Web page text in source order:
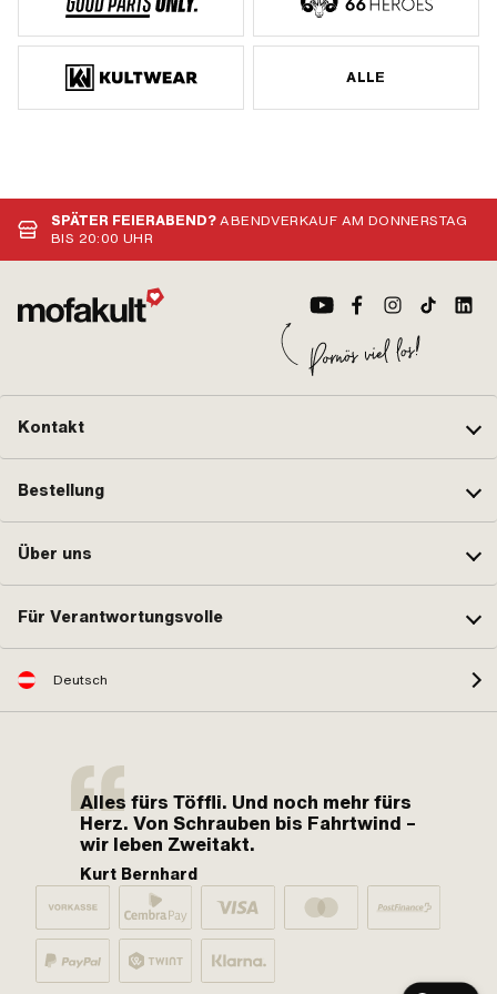
ALLE
SPÄTER FEIERABEND?ABENDVERKAUF AM DONNERSTAG
BIS 20:00 UHR
Kontakt
Bestellung
Über uns
Für Verantwortungsvolle
Deutsch
Alles fürs Töffli. Und noch mehr fürs
Herz. Von Schrauben bis Fahrtwind –
wir leben Zweitakt.
Kurt Bernhard